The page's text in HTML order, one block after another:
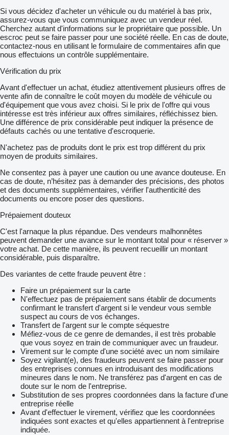
Si vous décidez d'acheter un véhicule ou du matériel à bas prix,
assurez-vous que vous communiquez avec un vendeur réel.
Cherchez autant d'informations sur le propriétaire que possible. Un
escroc peut se faire passer pour une société réelle. En cas de doute,
contactez-nous en utilisant le formulaire de commentaires afin que
nous effectuions un contrôle supplémentaire.
Vérification du prix
Avant d'effectuer un achat, étudiez attentivement plusieurs offres de
vente afin de connaître le coût moyen du modèle de véhicule ou
d'équipement que vous avez choisi. Si le prix de l'offre qui vous
intéresse est très inférieur aux offres similaires, réfléchissez bien.
Une différence de prix considérable peut indiquer la présence de
défauts cachés ou une tentative d'escroquerie.
N'achetez pas de produits dont le prix est trop différent du prix
moyen de produits similaires.
Ne consentez pas à payer une caution ou une avance douteuse. En
cas de doute, n’hésitez pas à demander des précisions, des photos
et des documents supplémentaires, vérifier l'authenticité des
documents ou encore poser des questions.
Prépaiement douteux
C'est l'arnaque la plus répandue. Des vendeurs malhonnêtes
peuvent demander une avance sur le montant total pour « réserver »
votre achat. De cette manière, ils peuvent recueillir un montant
considérable, puis disparaître.
Des variantes de cette fraude peuvent être :
Faire un prépaiement sur la carte
N'effectuez pas de prépaiement sans établir de documents
confirmant le transfert d'argent si le vendeur vous semble
suspect au cours de vos échanges.
Transfert de l'argent sur le compte séquestre
Méfiez-vous de ce genre de demandes, il est très probable
que vous soyez en train de communiquer avec un fraudeur.
Virement sur le compte d'une société avec un nom similaire
Soyez vigilant(e), des fraudeurs peuvent se faire passer pour
des entreprises connues en introduisant des modifications
mineures dans le nom. Ne transférez pas d'argent en cas de
doute sur le nom de l'entreprise.
Substitution de ses propres coordonnées dans la facture d'une
entreprise réelle
Avant d'effectuer le virement, vérifiez que les coordonnées
indiquées sont exactes et qu'elles appartiennent à l'entreprise
indiquée.